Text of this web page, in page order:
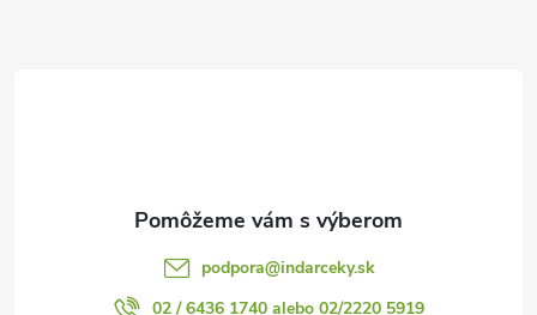
podpora@indarceky.sk
02 / 6436 1740 alebo 02/2220 5919